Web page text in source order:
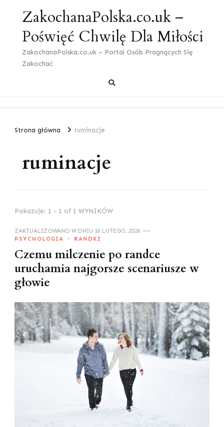
ZakochanaPolska.co.uk –
Poświęć Chwilę Dla Miłości
ZakochanaPolska.co.uk – Portal Osób Pragnących Się
Zakochać
Strona główna ruminacje
ruminacje
Pokazuje: 1 - 1 of 1 WYNIKÓW
ZAKTUALIZOWANO W DNIU 16 LUTEGO, 2026
PSYCHOLOGIA
RANDKI
Czemu milczenie po randce
uruchamia najgorsze scenariusze w
głowie